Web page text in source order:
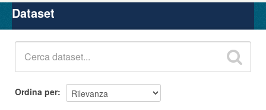
Organizzazioni
Gruppi
Dataset
Ordina per